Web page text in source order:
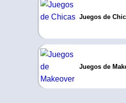
Juegos de
Juegos de